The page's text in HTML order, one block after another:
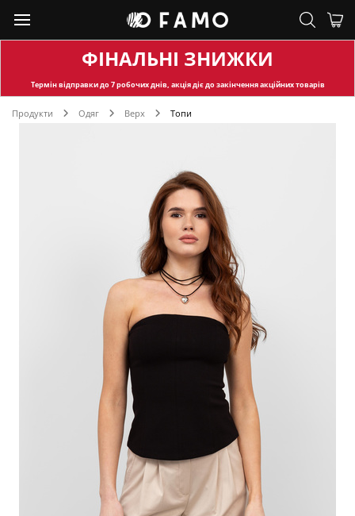
ФІНАЛЬНІ ЗНИЖКИ
Термін відправкидо 7 робочих днів, акція діє до закінчення акційних товарів
Продукти Одяг Верх Топи